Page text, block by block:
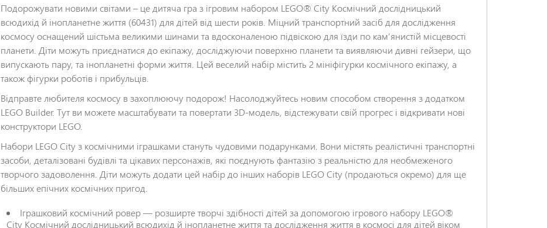
Подорожувати новими світами – це дитяча гра з ігровим набором LEGO® City Космічний дослідницький
всюдихід й інопланетне життя (60431) для дітей від шести років. Міцний транспортний засіб для дослідження
космосу оснащений шістьма великими шинами та вдосконаленою підвіскою для їзди по кам’янистій місцевості
планети. Діти можуть приєднатися до екіпажу, досліджуючи поверхню планети та виявляючи дивні гейзери, що
випускають пару, та інопланетні форми життя. Цей веселий набір містить 2 мініфігурки космічного екіпажу, а
також фігурки роботів і прибульців.
Відправте любителя космосу в захоплюючу подорож! Насолоджуйтесь новим способом створення з додатком
LEGO Builder. Тут ви можете масштабувати та повертати 3D-модель, відстежувати свій прогрес і відкривати нові
конструктори LEGO.
Набори LEGO City з космічними іграшками стануть чудовими подарунками. Вони містять реалістичні транспортні
засоби, деталізовані будівлі та цікавих персонажів, які поєднують фантазію з реальністю для необмеженого
творчого задоволення. Діти можуть додати цей набір до інших наборів LEGO City (продаються окремо) для ще
більших епічних космічних пригод.
Іграшковий космічний ровер — розширте творчі здібності дітей за допомогою ігрового набору LEGO®
City Космічний дослідницький всюдихід й інопланетне життя та дослідження життя в космосі для дітей віком
*
Заголовок відгуку
*
Відгук
НАДІСЛАТИ ВІДГУК